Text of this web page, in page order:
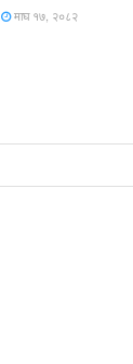
माघ १७, २०८२